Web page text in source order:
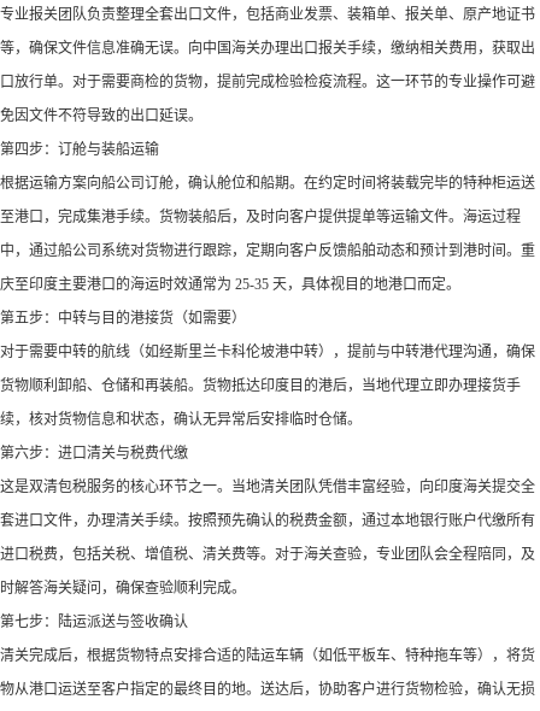
专业报关团队负责整理全套出口文件，包括商业发票、装箱单、报关单、原产地证书
等，确保文件信息准确无误。向中国海关办理出口报关手续，缴纳相关费用，获取出
口放行单。对于需要商检的货物，提前完成检验检疫流程。这一环节的专业操作可避
免因文件不符导致的出口延误。​
第四步：订舱与装船运输​
根据运输方案向船公司订舱，确认舱位和船期。在约定时间将装载完毕的特种柜运送
至港口，完成集港手续。货物装船后，及时向客户提供提单等运输文件。海运过程
中，通过船公司系统对货物进行跟踪，定期向客户反馈船舶动态和预计到港时间。重
庆至印度主要港口的海运时效通常为 25-35 天，具体视目的地港口而定。​
第五步：中转与目的港接货（如需要）​
对于需要中转的航线（如经斯里兰卡科伦坡港中转），提前与中转港代理沟通，确保
货物顺利卸船、仓储和再装船。货物抵达印度目的港后，当地代理立即办理接货手
续，核对货物信息和状态，确认无异常后安排临时仓储。​
第六步：进口清关与税费代缴​
这是双清包税服务的核心环节之一。当地清关团队凭借丰富经验，向印度海关提交全
套进口文件，办理清关手续。按照预先确认的税费金额，通过本地银行账户代缴所有
进口税费，包括关税、增值税、清关费等。对于海关查验，专业团队会全程陪同，及
时解答海关疑问，确保查验顺利完成。​
第七步：陆运派送与签收确认​
清关完成后，根据货物特点安排合适的陆运车辆（如低平板车、特种拖车等），将货
物从港口运送至客户指定的最终目的地。送达后，协助客户进行货物检验，确认无损